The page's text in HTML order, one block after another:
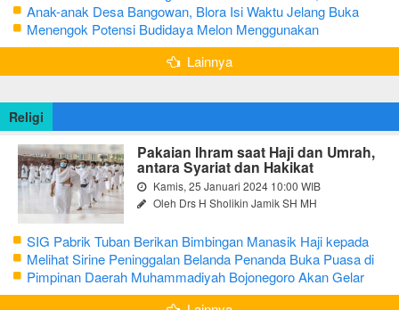
Sampai 5 Hari Sudah Ludes Terjual
Anak-anak Desa Bangowan, Blora Isi Waktu Jelang Buka
Puasa dengan Latihan Gamelan
Menengok Potensi Budidaya Melon Menggunakan
Greenhouse di Bojonegoro
Lainnya
Religi
Pakaian Ihram saat Haji dan Umrah,
antara Syariat dan Hakikat
Kamis, 25 Januari 2024 10:00 WIB
Oleh Drs H Sholikin Jamik SH MH
SIG Pabrik Tuban Berikan Bimbingan Manasik Haji kepada
CJH Kabupaten Tuban
Melihat Sirine Peninggalan Belanda Penanda Buka Puasa di
Pendopo Bupati Blora
Pimpinan Daerah Muhammadiyah Bojonegoro Akan Gelar
Salat Iduladha 9 Juli 2022